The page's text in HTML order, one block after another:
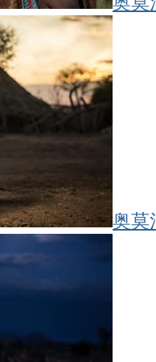
奥莫